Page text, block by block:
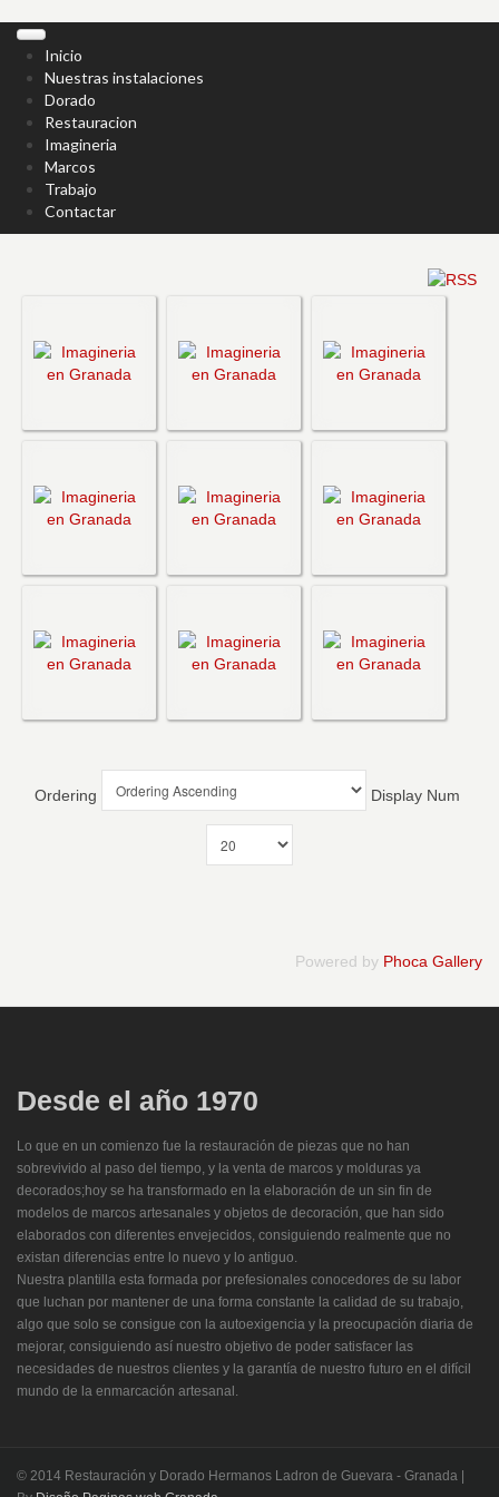
Inicio
Nuestras instalaciones
Dorado
Restauracion
Imagineria
Marcos
Trabajo
Contactar
Ordering Display Num
Powered by Phoca Gallery
Desde el año 1970
Lo que en un comienzo fue la restauración de piezas que no han
sobrevivido al paso del tiempo, y la venta de marcos y molduras ya
decorados;hoy se ha transformado en la elaboración de un sin fin de
modelos de marcos artesanales y objetos de decoración, que han sido
elaborados con diferentes envejecidos, consiguiendo realmente que no
existan diferencias entre lo nuevo y lo antiguo.
Nuestra plantilla esta formada por prefesionales conocedores de su labor
que luchan por mantener de una forma constante la calidad de su trabajo,
algo que solo se consigue con la autoexigencia y la preocupación diaria de
mejorar, consiguiendo así nuestro objetivo de poder satisfacer las
necesidades de nuestros clientes y la garantía de nuestro futuro en el difícil
mundo de la enmarcación artesanal.
© 2014 Restauración y Dorado Hermanos Ladron de Guevara - Granada |